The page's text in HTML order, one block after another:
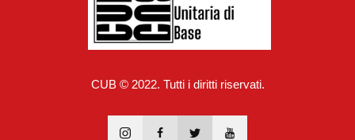
CUB © 2022. Tutti i diritti riservati.